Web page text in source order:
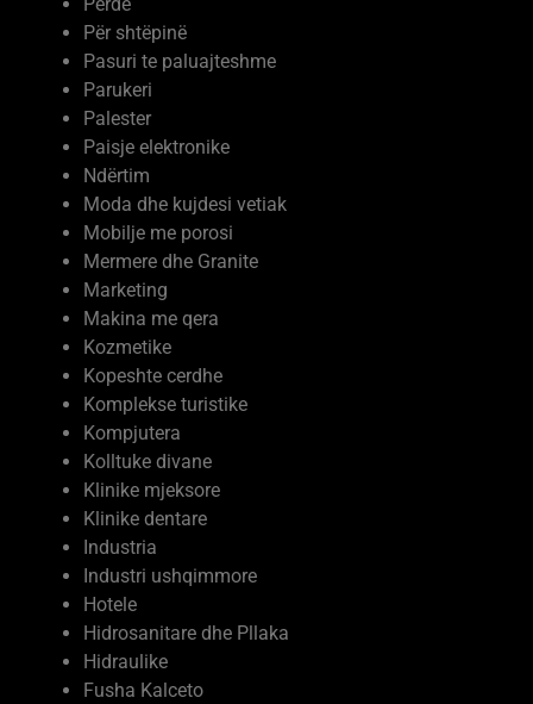
Për shtëpinë
Pasuri te paluajteshme
Parukeri
Palester
Paisje elektronike
Ndërtim
Moda dhe kujdesi vetiak
Mobilje me porosi
Mermere dhe Granite
Marketing
Makina me qera
Kozmetike
Kopeshte cerdhe
Komplekse turistike
Kompjutera
Kolltuke divane
Klinike mjeksore
Klinike dentare
Industria
Industri ushqimmore
Hotele
Hidrosanitare dhe Pllaka
Hidraulike
Fusha Kalceto